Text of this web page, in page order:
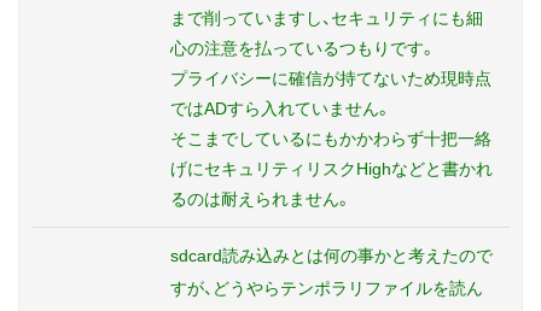
まで削っていますし、セキュリティにも細
心の注意を払っているつもりです。
プライバシーに確信が持てないため現時点
ではADすら入れていません。
そこまでしているにもかかわらず十把一絡
げにセキュリティリスクHighなどと書かれ
るのは耐えられません。
sdcard読み込みとは何の事かと考えたので
すが、どうやらテンポラリファイルを読ん